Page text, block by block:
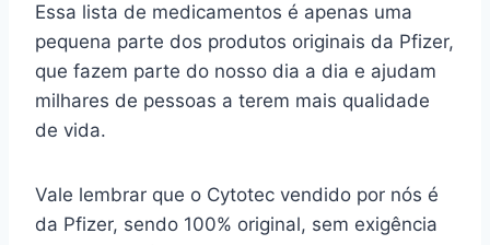
Essa lista de medicamentos é apenas uma
pequena parte dos produtos originais da Pfizer,
que fazem parte do nosso dia a dia e ajudam
milhares de pessoas a terem mais qualidade
de vida.
Vale lembrar que o Cytotec vendido por nós é
da Pfizer, sendo 100% original, sem exigência